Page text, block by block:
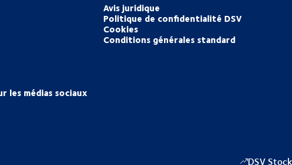
les médias sociaux
Avis juridique
Politique de confidentialité DSV
Cookies
Conditions générales standard
DSV Stock